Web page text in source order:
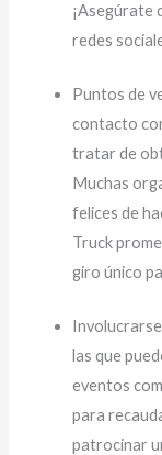
¡Asegúrate
redes
Puntos de
contacto
tratar de
Muchas
felices de
Truck
giro único
las que
eventos
para
patrocinar